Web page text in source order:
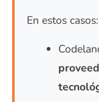
En estos casos: